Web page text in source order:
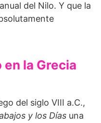
del Nilo. Y que la
la Grecia
del siglo VIII a.C.,
y los Días una